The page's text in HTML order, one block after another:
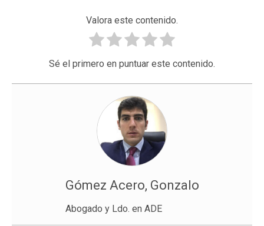
Valora este contenido.
Sé el primero en puntuar este contenido.
Gómez Acero, Gonzalo
Abogado y Ldo. en ADE